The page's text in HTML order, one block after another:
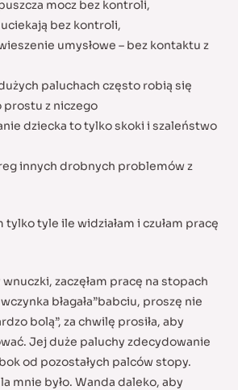
mocz bez kontroli,
bez kontroli,
umysłowe – bez kontaktu z
paluchach często robią się
prostu z niczego
dziecka to tylko skoki i szaleństwo
innych drobnych problemów z
tyle ile widziałam i czułam pracę
zaczęłam pracę na stopach
błagała”babciu, proszę nie
bolą”, za chwilę prosiła, aby
Jej duże paluchy zdecydowanie
od pozostałych palców stopy.
mnie było. Wanda daleko, aby